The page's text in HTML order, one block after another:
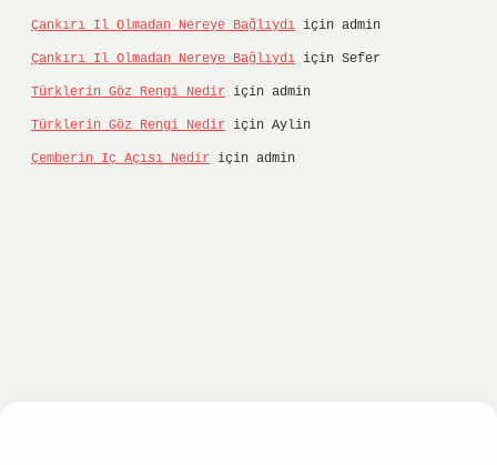
Çankırı Il Olmadan Nereye Bağlıydı için admin
Çankırı Il Olmadan Nereye Bağlıydı için Sefer
Türklerin Göz Rengi Nedir için admin
Türklerin Göz Rengi Nedir için Aylin
Çemberin Iç Açısı Nedir için admin